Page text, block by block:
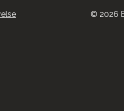
© 2026